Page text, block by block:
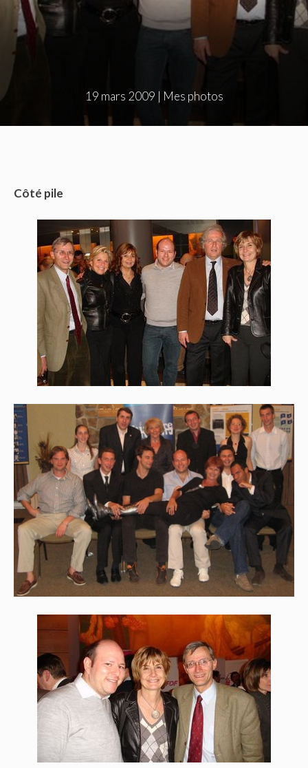
19 mars 2009 | Mes photos
Côté pile